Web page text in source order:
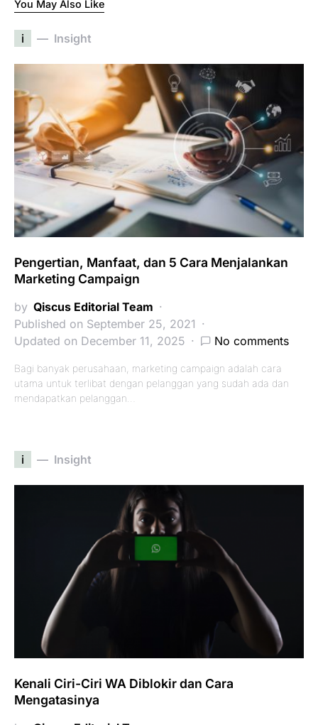
You May Also Like
i Insight
Pengertian, Manfaat, dan 5 Cara Menjalankan
Marketing Campaign
by Qiscus Editorial Team
Published on September 25, 2021
Updated on December 11, 2025
No comments
Bagi banyak perusahaan, marketing campaign adalah cara
utama untuk terlibat dengan pelanggan yang sudah ada dan
mendapatkan pelanggan…
i Insight
Kenali Ciri-Ciri WA Diblokir dan Cara
Mengatasinya